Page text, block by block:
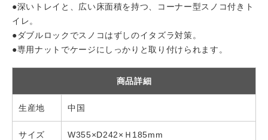
●深いトレイと、広い床面積を持つ、コーナー型スノコ付きト
イレ。
●ダブルロックでスノコはずしのイタズラ対策。
●専用ナットでケージにしっかりと取り付けられます。
商品詳細
生産地 中国
サイズ W355×D242×Ｈ185mm